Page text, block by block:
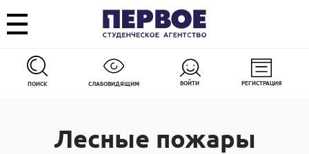
ПОИСК СЛАБОВИДЯЩИМ ВОЙТИ РЕГИСТРАЦИЯ
Лесные пожары